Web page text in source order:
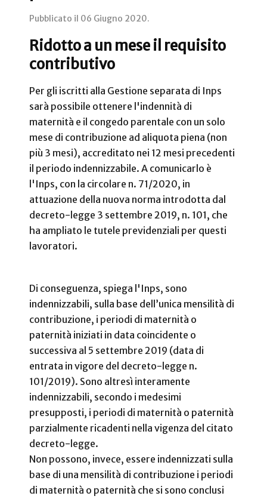
Pubblicato il 06 Giugno 2020.
Ridotto a un mese il requisito
contributivo
Per gli iscritti alla Gestione separata di Inps
sarà possibile ottenere l'indennità di
maternità e il congedo parentale con un solo
mese di contribuzione ad aliquota piena (non
più 3 mesi), accreditato nei 12 mesi precedenti
il periodo indennizzabile. A comunicarlo è
l'Inps, con la circolare n. 71/2020, in
attuazione della nuova norma introdotta dal
decreto-legge 3 settembre 2019, n. 101, che
ha ampliato le tutele previdenziali per questi
lavoratori.
Di conseguenza, spiega l'Inps, sono
indennizzabili, sulla base dell’unica mensilità di
contribuzione, i periodi di maternità o
paternità iniziati in data coincidente o
successiva al 5 settembre 2019 (data di
entrata in vigore del decreto-legge n.
101/2019). Sono altresì interamente
indennizzabili, secondo i medesimi
presupposti, i periodi di maternità o paternità
parzialmente ricadenti nella vigenza del citato
decreto-legge.
Non possono, invece, essere indennizzati sulla
base di una mensilità di contribuzione i periodi
di maternità o paternità che si sono conclusi